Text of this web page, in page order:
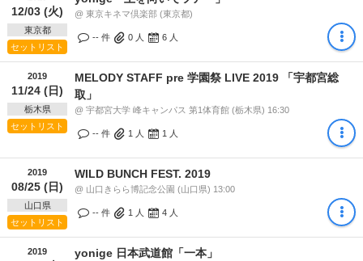
12/03 (火)
東京都
セットリスト
@ 東京キネマ倶楽部 (東京都)
-- 件 0 人 6 人
2019
11/24 (日)
栃木県
セットリスト
MELODY STAFF pre 学園祭 LIVE 2019 「宇都宮総
取」
@ 宇都宮大学 峰キャンパス 第1体育館 (栃木県) 16:30
-- 件 1 人 1 人
2019
08/25 (日)
山口県
セットリスト
WILD BUNCH FEST. 2019
@ 山口きらら博記念公園 (山口県) 13:00
-- 件 1 人 4 人
2019 yonige 日本武道館「一本」